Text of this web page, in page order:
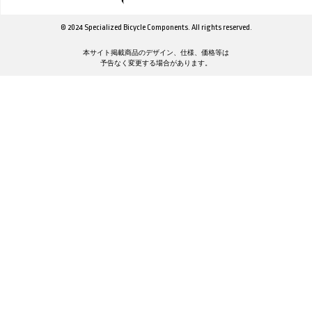
© 2024 Specialized Bicycle Components. All rights reserved.
本サイト掲載商品のデザイン、仕様、価格等は
予告なく変更する場合があります。